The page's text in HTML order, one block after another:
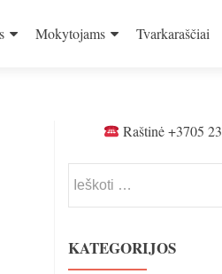
Mokytojams Tvarkaraščiai
Raštinė +3705
KATEGORIJOS